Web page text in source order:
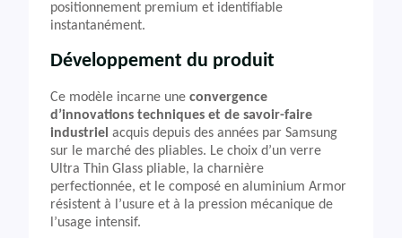
positionnement premium et identifiable
instantanément.
Développement du produit
Ce modèle incarne une convergence
d’innovations techniques et de savoir-faire
industriel acquis depuis des années par Samsung
sur le marché des pliables. Le choix d’un verre
Ultra Thin Glass pliable, la charnière
perfectionnée, et le composé en aluminium Armor
résistent à l’usure et à la pression mécanique de
l’usage intensif.